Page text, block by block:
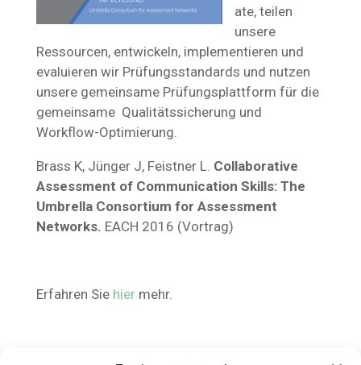
ate, teilen
unsere
Ressourcen, entwickeln, implementieren und
evaluieren wir Prüfungsstandards und nutzen
unsere gemeinsame Prüfungsplattform für die
gemeinsame Qualitätssicherung und
Workflow-Optimierung.
Brass K, Jünger J, Feistner L. Collaborative
Assessment of Communication Skills: The
Umbrella Consortium for Assessment
Networks. EACH 2016 (Vortrag)
Erfahren Sie hiermehr.